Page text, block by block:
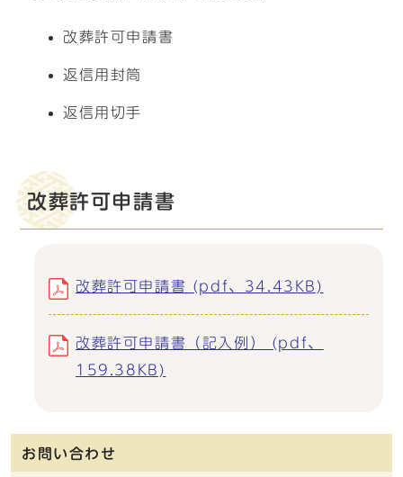
改葬許可申請書
返信用封筒
返信用切手
改葬許可申請書
改葬許可申請書 (pdf、34.43KB)
改葬許可申請書（記入例） (pdf、
159.38KB)
お問い合わせ